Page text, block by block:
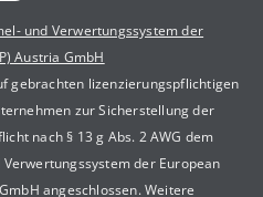
und Verwertungssystem der
Austria GmbH
gebrachten lizenzierungspflichtigen
zur Sicherstellung der
nach § 13 g Abs. 2 AWG dem
der European
angeschlossen. Weitere